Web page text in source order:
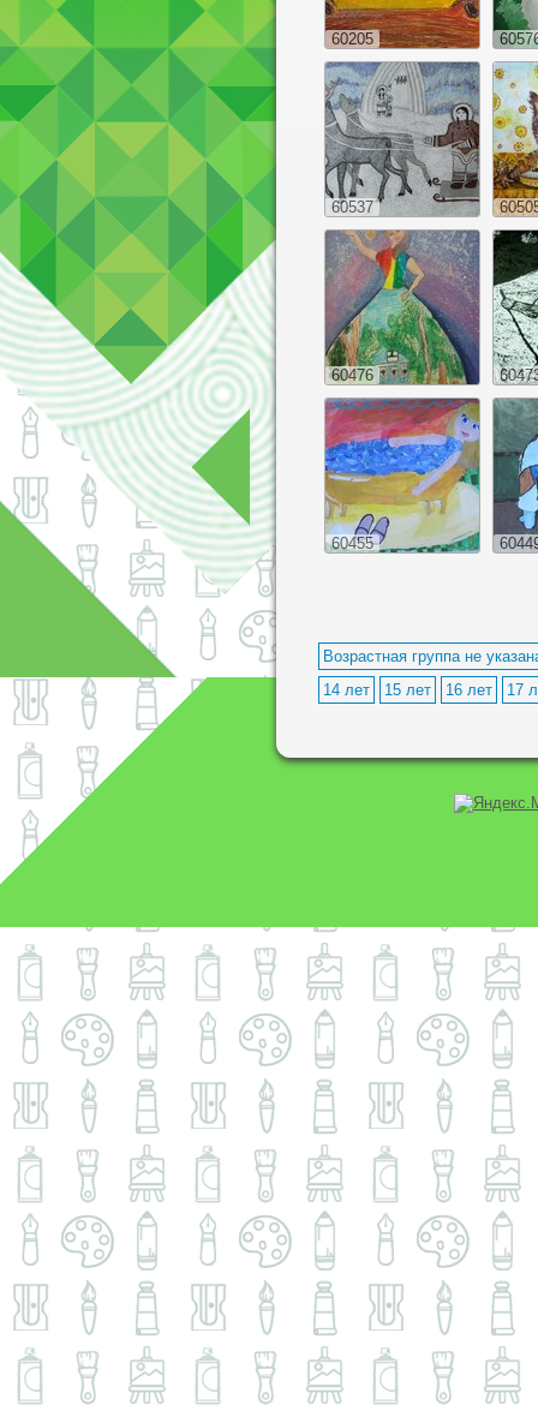
60205
60537
60476
60455
Возрастная группа не
14 лет
15 лет 16 лет 17